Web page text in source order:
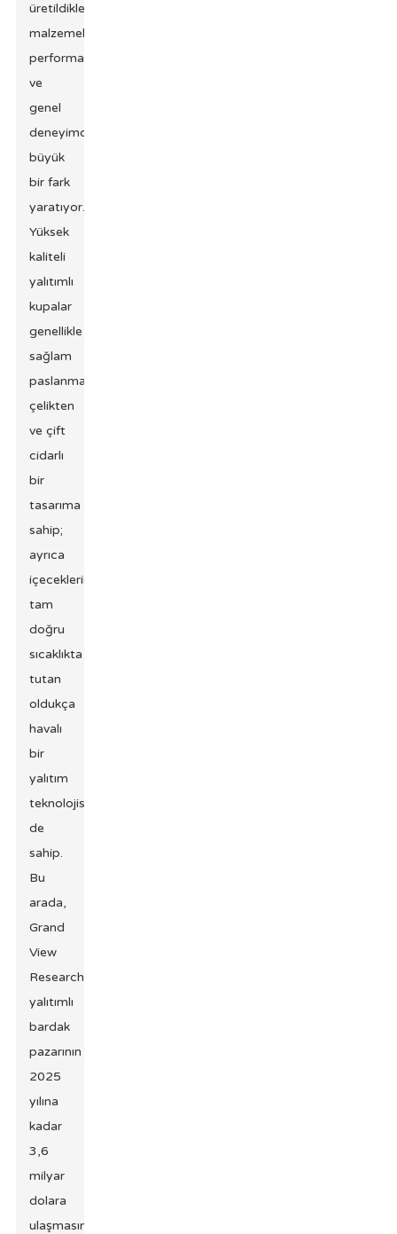
üretildikleri
malzemeler
performanslarında
ve
genel
deneyimde
büyük
bir fark
yaratıyor.
Yüksek
kaliteli
yalıtımlı
kupalar
genellikle
sağlam
paslanmaz
çelikten
ve çift
cidarlı
bir
tasarıma
sahip;
ayrıca
içeceklerinizi
tam
doğru
sıcaklıkta
tutan
oldukça
havalı
bir
yalıtım
teknolojisine
de
sahip.
Bu
arada,
Grand
View
Research'ün
yalıtımlı
bardak
pazarının
2025
yılına
kadar
3,6
milyar
dolara
ulaşmasının